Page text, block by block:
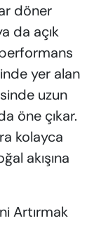
döner
da açık
yer alan
uzun
öne çıkar.
kolayca
akışına
Artırmak